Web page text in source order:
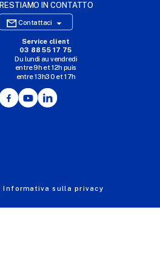
RESTIAMO IN CONTATTO
Contattaci 
SITO WEB DI E-COMMERCE
I NOSTRI UFFICI
MASSILLY CONSERVOR
Service client
03 88 55 17 75
Du lundi au vendredi
entre 9h et 12h puis
entre 13h30 et 17h
FacebookYouTube
Informativa sulla privacy